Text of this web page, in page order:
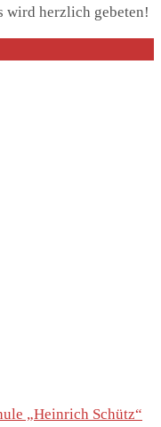
wird herzlich gebeten!
„Heinrich Schütz“